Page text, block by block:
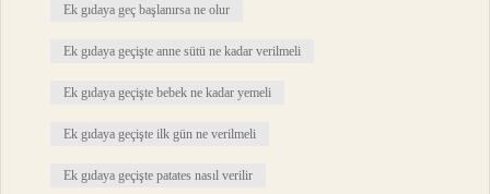
Ek gıdaya geç başlanırsa ne olur
Ek gıdaya geçişte anne sütü ne kadar verilmeli
Ek gıdaya geçişte bebek ne kadar yemeli
Ek gıdaya geçişte ilk gün ne verilmeli
Ek gıdaya geçişte patates nasıl verilir